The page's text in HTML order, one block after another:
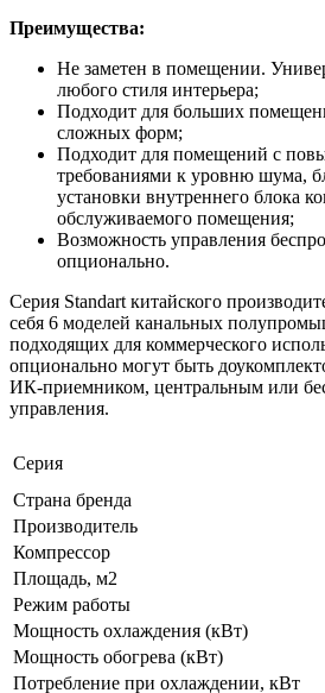
Преимущества:
Не заметен в помещении.
любого стиля интерьера;
Подходит для больших
сложных форм;
Подходит для помещений с
требованиями к уровню шума,
установки внутреннего блока
обслуживаемого помещения;
Возможность управления
опционально.
Серия Standart китайского
себя 6 моделей канальных
подходящих для коммерческого
опционально могут быть
ИК-приемником, центральным или
управления.
Серия
Страна бренда
Производитель
Компрессор
Площадь, м2
Режим работы
Мощность охлаждения (кВт)
Мощность обогрева (кВт)
Потребление при охлаждении, кВт